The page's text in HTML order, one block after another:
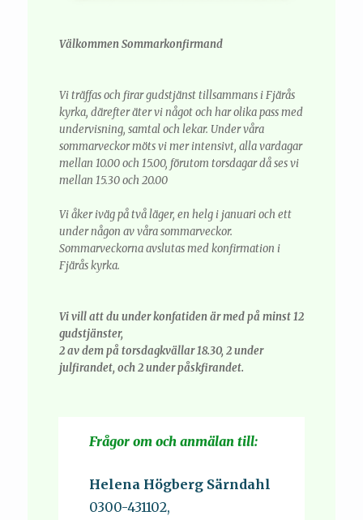
Välkommen Sommarkonfirmand
Vi träffas och firar gudstjänst tillsammans i Fjärås
kyrka, därefter äter vi något och har olika pass med
undervisning, samtal och lekar. Under våra
sommarveckor möts vi mer intensivt, alla vardagar
mellan 10.00 och 15.00, förutom torsdagar då ses vi
mellan 15.30 och 20.00
Vi åker iväg på två läger, en helg i januari och ett
under någon av våra sommarveckor.
Sommarveckorna avslutas med konfirmation i
Fjärås kyrka.
Vi vill att du under konfatiden är med på minst 12
gudstjänster,
2 av dem på torsdagkvällar 18.30, 2 under
julfirandet, och 2 under påskfirandet.
Frågor om och anmälan till:
Helena Högberg Särndahl
0300-431102,